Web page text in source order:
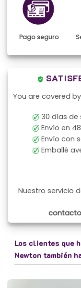
Pago seguro
You are covered
30 días
Envío en
Envío con
Emballé
Nuestro servicio
Los clientes que
Newton también